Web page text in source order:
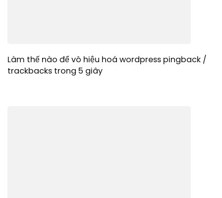
Làm thế nào để vô hiệu hoá wordpress pingback /
trackbacks trong 5 giây